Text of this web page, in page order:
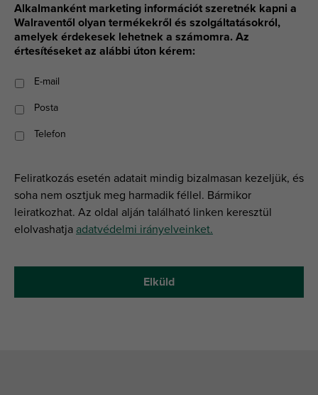
Alkalmanként marketing információt szeretnék kapni a
Walraventől olyan termékekről és szolgáltatásokról,
amelyek érdekesek lehetnek a számomra. Az
értesítéseket az alábbi úton kérem:
E-mail
Posta
Telefon
Feliratkozás esetén adatait mindig bizalmasan kezeljük, és
soha nem osztjuk meg harmadik féllel. Bármikor
leiratkozhat. Az oldal alján található linken keresztül
elolvashatja adatvédelmi irányelveinket.